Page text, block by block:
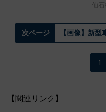
仙石
次ページ 【画像】新
1
【関連リンク】